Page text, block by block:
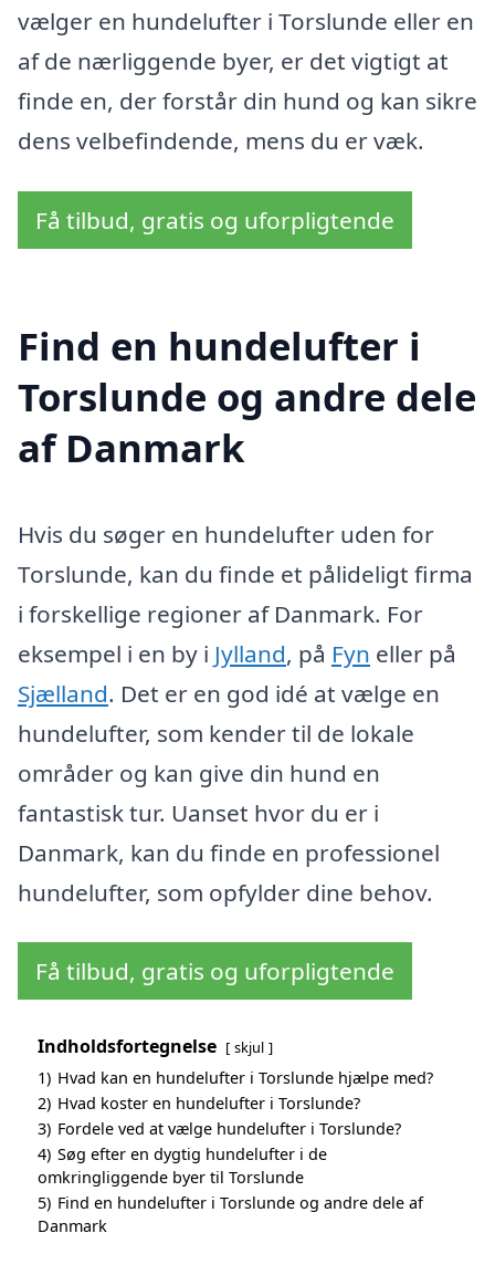
vælger en hundelufter i Torslunde eller en
af de nærliggende byer, er det vigtigt at
finde en, der forstår din hund og kan sikre
dens velbefindende, mens du er væk.
Få tilbud, gratis og uforpligtende
Find en hundelufter i
Torslunde og andre dele
af Danmark
Hvis du søger en hundelufter uden for
Torslunde, kan du finde et pålideligt firma
i forskellige regioner af Danmark. For
eksempel i en by i Jylland, på Fyn eller på
Sjælland. Det er en god idé at vælge en
hundelufter, som kender til de lokale
områder og kan give din hund en
fantastisk tur. Uanset hvor du er i
Danmark, kan du finde en professionel
hundelufter, som opfylder dine behov.
Få tilbud, gratis og uforpligtende
Indholdsfortegnelse skjul
1) Hvad kan en hundelufter i Torslunde hjælpe med?
2) Hvad koster en hundelufter i Torslunde?
3) Fordele ved at vælge hundelufter i Torslunde?
4) Søg efter en dygtig hundelufter i de
omkringliggende byer til Torslunde
5) Find en hundelufter i Torslunde og andre dele af
Danmark